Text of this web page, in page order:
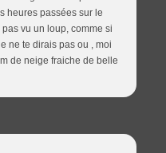
heures passées sur le
vu un loup, comme si
ne te dirais pas ou , moi
de neige fraiche de belle